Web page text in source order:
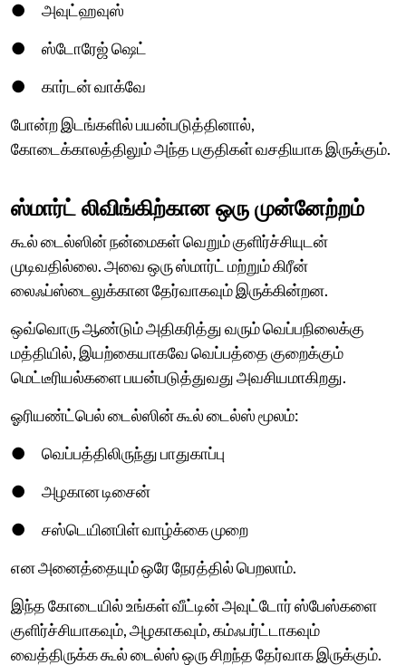
● அவுட்ஹவுஸ்
● ஸ்டோரேஜ் ஷெட்
● கார்டன் வாக்வே
போன்ற இடங்களில் பயன்படுத்தினால்,
கோடைக்காலத்திலும் அந்த பகுதிகள் வசதியாக இருக்கும்.
ஸ்மார்ட் லிவிங்கிற்கான ஒரு முன்னேற்றம்
கூல் டைல்ஸின் நன்மைகள் வெறும் குளிர்ச்சியுடன்
முடிவதில்லை. அவை ஒரு ஸ்மார்ட் மற்றும் கிரீன்
லைஃப்ஸ்டைலுக்கான தேர்வாகவும் இருக்கின்றன.
ஒவ்வொரு ஆண்டும் அதிகரித்து வரும் வெப்பநிலைக்கு
மத்தியில், இயற்கையாகவே வெப்பத்தை குறைக்கும்
மெட்டீரியல்களை பயன்படுத்துவது அவசியமாகிறது.
ஓரியண்ட்பெல் டைல்ஸின் கூல் டைல்ஸ் மூலம்:
● வெப்பத்திலிருந்து பாதுகாப்பு
● அழகான டிசைன்
● சஸ்டெயினபிள் வாழ்க்கை முறை
என அனைத்தையும் ஒரே நேரத்தில் பெறலாம்.
இந்த கோடையில் உங்கள் வீட்டின் அவுட்டோர் ஸ்பேஸ்களை
குளிர்ச்சியாகவும், அழகாகவும், கம்ஃபர்ட்டாகவும்
வைத்திருக்க கூல் டைல்ஸ் ஒரு சிறந்த தேர்வாக இருக்கும்.